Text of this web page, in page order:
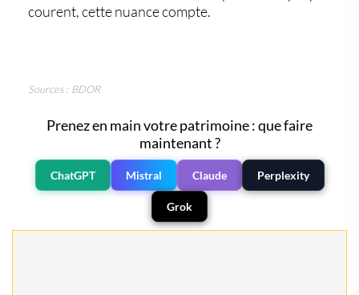
courent, cette nuance compte.
Sources : BDOR
Prenez en main votre patrimoine : que faire
maintenant ?
ChatGPT Mistral Claude Perplexity
Grok